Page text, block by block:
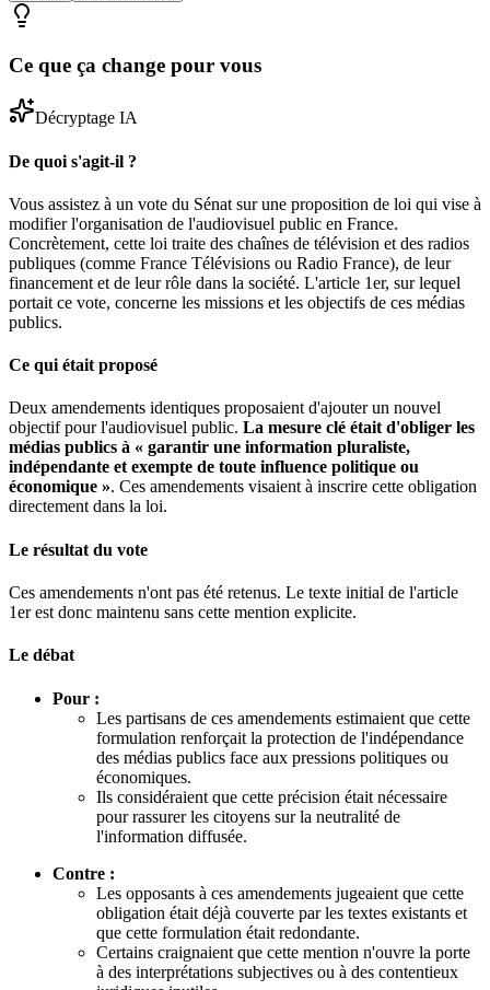
Ce que ça change pour vous
Décryptage IA
De quoi s'agit-il ?
Vous assistez à un vote du Sénat sur une proposition de loi qui vise à
modifier l'organisation de l'audiovisuel public en France.
Concrètement, cette loi traite des chaînes de télévision et des radios
publiques (comme France Télévisions ou Radio France), de leur
financement et de leur rôle dans la société. L'article 1er, sur lequel
portait ce vote, concerne les missions et les objectifs de ces médias
publics.
Ce qui était proposé
Deux amendements identiques proposaient d'ajouter un nouvel
objectif pour l'audiovisuel public. La mesure clé était d'obliger les
médias publics à « garantir une information pluraliste,
indépendante et exempte de toute influence politique ou
économique ». Ces amendements visaient à inscrire cette obligation
directement dans la loi.
Le résultat du vote
Ces amendements n'ont pas été retenus. Le texte initial de l'article
1er est donc maintenu sans cette mention explicite.
Le débat
Pour :
Les partisans de ces amendements estimaient que cette
formulation renforçait la protection de l'indépendance
des médias publics face aux pressions politiques ou
économiques.
Ils considéraient que cette précision était nécessaire
pour rassurer les citoyens sur la neutralité de
l'information diffusée.
Contre :
Les opposants à ces amendements jugeaient que cette
obligation était déjà couverte par les textes existants et
que cette formulation était redondante.
Certains craignaient que cette mention n'ouvre la porte
à des interprétations subjectives ou à des contentieux